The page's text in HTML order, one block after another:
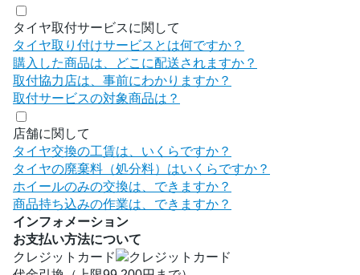
タイヤ取付サービスに関して
タイヤ取り付けサービスとは何ですか？
購入した商品は、どこに配送されますか？
取付協力店は、事前にわかりますか？
取付サービスの対象商品は？
店舗に関して
タイヤ交換の工賃は、いくらですか？
タイヤの廃棄料（処分料）はいくらですか？
ホイールのみの交換は、できますか？
商品持ち込みの作業は、できますか？
インフォメーション
お支払い方法について
クレジットカード